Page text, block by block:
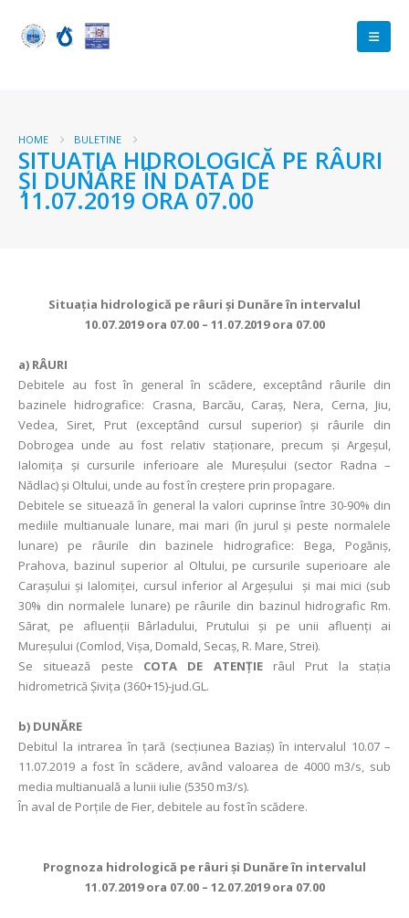
HOME BULETINE
SITUAŢIA HIDROLOGICĂ PE RÂURI
ŞI DUNĂRE ÎN DATA DE
11.07.2019 ORA 07.00
Situaţia hidrologică pe râuri şi Dunăre în intervalul
10.07.2019 ora 07.00 – 11.07.2019 ora 07.00
a) RÂURI
Debitele au fost în general în scădere, exceptând râurile din
bazinele hidrografice: Crasna, Barcău, Caraş, Nera, Cerna, Jiu,
Vedea, Siret, Prut (exceptând cursul superior) şi râurile din
Dobrogea unde au fost relativ staţionare, precum şi Argeşul,
Ialomiţa şi cursurile inferioare ale Mureşului (sector Radna –
Nădlac) şi Oltului, unde au fost în creştere prin propagare.
Debitele se situează în general la valori cuprinse între 30-90% din
mediile multianuale lunare, mai mari (în jurul și peste normalele
lunare) pe râurile din bazinele hidrografice: Bega, Pogăniș,
Prahova, bazinul superior al Oltului, pe cursurile superioare ale
Carașului și Ialomiței, cursul inferior al Argeșului şi mai mici (sub
30% din normalele lunare) pe râurile din bazinul hidrografic Rm.
Sărat, pe afluenții Bârladului, Prutului şi pe unii afluenţi ai
Mureşului (Comlod, Vișa, Domald, Secaș, R. Mare, Strei).
Se situează peste COTA DE ATENŢIErâul Prut la staţia
hidrometrică Şiviţa (360+15)-jud.GL.
b) DUNĂRE
Debitul la intrarea în ţară (secţiunea Baziaş) în intervalul 10.07 –
11.07.2019 a fost în scădere, având valoarea de 4000 m3/s, sub
media multianuală a lunii iulie (5350 m3/s).
În aval de Porţile de Fier, debitele au fost în scădere.
Prognoza hidrologică pe râuri şi Dunăre în intervalul
11.07.2019 ora 07.00 – 12.07.2019 ora 07.00